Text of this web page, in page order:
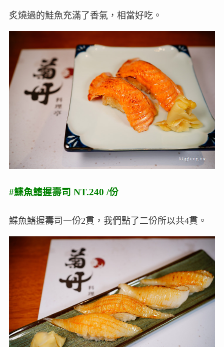
炙燒過的鮭魚充滿了香氣，相當好吃。
#鰈魚鰭握壽司 NT.240 /份
鰈魚鰭握壽司一份2貫，我們點了二份所以共4貫。